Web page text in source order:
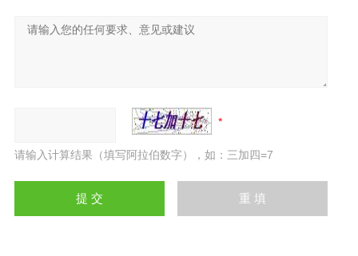
请输入计算结果（填写阿拉伯数字），如：三加四=7